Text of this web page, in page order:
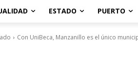
ESTADO PUERTO
Con UniBeca, Manzanillo es el único